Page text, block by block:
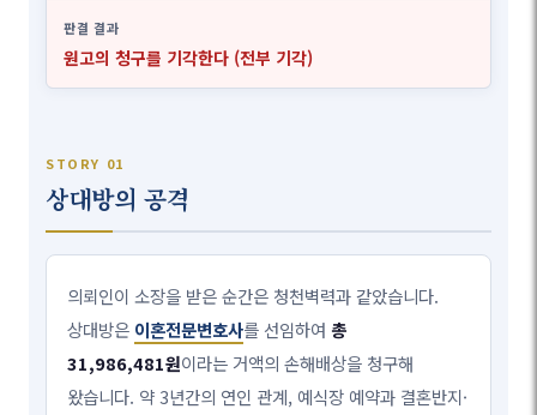
판결 결과
원고의 청구를 기각한다 (전부 기각)
STORY 01
상대방의 공격
의뢰인이 소장을 받은 순간은 청천벽력과 같았습니다.
상대방은 이혼전문변호사를 선임하여 총
31,986,481원이라는 거액의 손해배상을 청구해
왔습니다. 약 3년간의 연인 관계, 예식장 예약과 결혼반지·